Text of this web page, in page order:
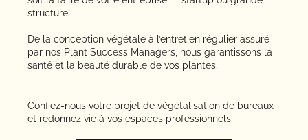
structure.
De la conception végétale à l’entretien régulier assuré
par nos Plant Success Managers, nous garantissons la
santé et la beauté durable de vos plantes.
Confiez-nous votre projet de végétalisation de bureaux
et redonnez vie à vos espaces professionnels.